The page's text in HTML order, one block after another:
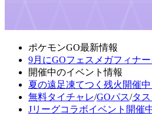
ポケモンGO最新情報
9月にGOフェスメガフィナー
開催中のイベント情報
夏の遠足凍てつく残火開催中
無料タイチャレ/GOパス/タス
Jリーグコラボイベント開催